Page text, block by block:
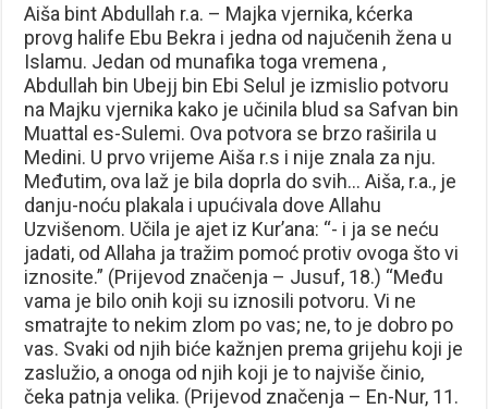
Aiša bint Abdullah r.a. – Majka vjernika, kćerka
provg halife Ebu Bekra i jedna od najučenih žena u
Islamu. Jedan od munafika toga vremena ,
Abdullah bin Ubejj bin Ebi Selul je izmislio potvoru
na Majku vjernika kako je učinila blud sa Safvan bin
Muattal es-Sulemi. Ova potvora se brzo raširila u
Medini. U prvo vrijeme Aiša r.s i nije znala za nju.
Međutim, ova laž je bila doprla do svih… Aiša, r.a., je
danju-noću plakala i upućivala dove Allahu
Uzvišenom. Učila je ajet iz Kur’ana: “- i ja se neću
jadati, od Allaha ja tražim pomoć protiv ovoga što vi
iznosite.” (Prijevod značenja – Jusuf, 18.) “Među
vama je bilo onih koji su iznosili potvoru. Vi ne
smatrajte to nekim zlom po vas; ne, to je dobro po
vas. Svaki od njih biće kažnjen prema grijehu koji je
zaslužio, a onoga od njih koji je to najviše činio,
čeka patnja velika. (Prijevod značenja – En-Nur, 11.